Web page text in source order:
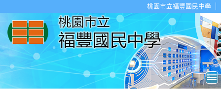
桃園市立福豐國民中學